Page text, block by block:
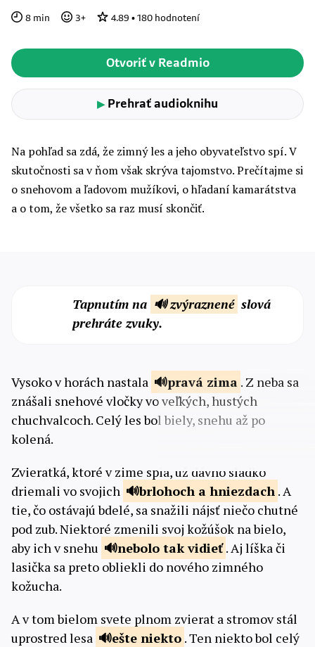
8 min 3+ 4.89 • 180 hodnotení
Otvoriť v Readmio
▶Prehrať audioknihu
Na pohľad sa zdá, že zimný les a jeho obyvateľstvo spí. V
skutočnosti sa v ňom však skrýva tajomstvo. Prečítajme si
o snehovom a ľadovom mužíkovi, o hľadaní kamarátstva
a o tom, že všetko sa raz musí skončiť.
Tapnutím na 🔊 zvýraznené slová
prehráte zvuky.
Vysoko v horách nastala pravá zima . Z neba sa
znášali snehové vločky vo veľkých, hustých
chuchvalcoch. Celý les bol biely, snehu až po
kolená.
Zvieratká, ktoré v zime spia, už dávno sladko
driemali vo svojich
brlohoch a hniezdach . A
tie, čo ostávajú bdelé, sa snažili nájsť niečo chutné
pod zub. Niektoré zmenili svoj kožúšok na bielo,
aby ich v snehu
nebolo takvidieť . Aj líška či
lasička sa preto obliekli do nového zimného
kožucha.
A v tom bielom svete plnom zvierat a stromov stál
uprostred lesa
ešte niekto . Ten niekto bol celý